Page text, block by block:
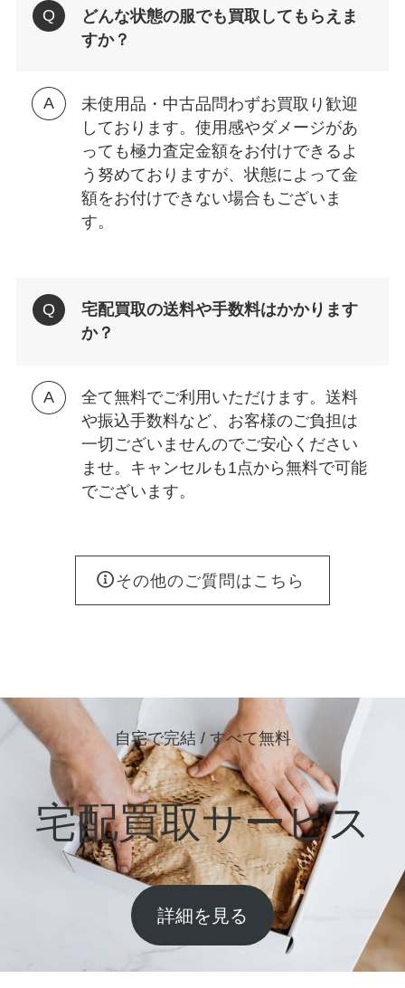
どんな状態の服でも買取してもらえま
すか？
未使用品・中古品問わずお買取り歓迎
しております。使用感やダメージがあ
っても極力査定金額をお付けできるよ
う努めておりますが、状態によって金
額をお付けできない場合もございま
す。
宅配買取の送料や手数料はかかります
か？
全て無料でご利用いただけます。送料
や振込手数料など、お客様のご負担は
一切ございませんのでご安心ください
ませ。キャンセルも1点から無料で可能
でございます。
その他のご質問はこちら
自宅で完結 / すべて無料
宅配買取サービス
詳細を見る